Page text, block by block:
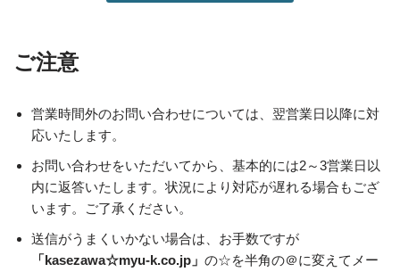
ご注意
営業時間外のお問い合わせについては、翌営業日以降に対
応いたします。
お問い合わせをいただいてから、基本的には2～3営業日以
内に返答いたします。状況により対応が遅れる場合もござ
います。ご了承ください。
送信がうまくいかない場合は、お手数ですが
「kasezawa☆myu-k.co.jp」 の☆を半角の＠に変えてメー